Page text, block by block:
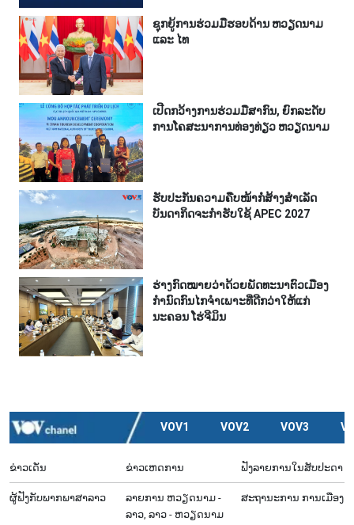
ຊຸກຍູ້ການຮ່ວມມືຮອບດ້ານ ຫວຽດນາມ
ແລະ ໄທ
ເປີດກວ້າງການຮ່ວມມືສາກົນ, ຍົກລະດັບ
ການໂຄສະນາການທ່ອງທ່ຽວ ຫວຽດນາມ
ຮັບປະກັນຄວາມຄືບໜ້າກໍ່ສ້າງສຳເລັດ
ບັນດາກິດຈະກຳຮັບໃຊ້ APEC 2027
ຮ່າງກົດໝາຍວ່າດ້ວຍພັດທະນາຕົວເມືອງ
ກຳນົດກົນໄກຈຳເພາະທີ່ດີກວ່າໃຫ້ແກ່
ນະຄອນ ໂຮ່ຈີມິນ
VOV1 VOV2 VOV3
ຂ່າວເດັ່ນ ຂ່າວເຫດການ ຟັງລາຍການໃນສັບປະດາ
ຜູ້​ຟັງ​ກັບ​ພາກ​ພາ​ສາ​ລາວ
ລາຍ​ການ ຫວຽດນາມ -
ລາວ, ລາວ - ຫວຽດນາມ
ສະຖານະການ ການເມືອງ